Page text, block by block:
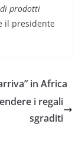
prodotti
il presidente
in Africa
i regali
sgraditi